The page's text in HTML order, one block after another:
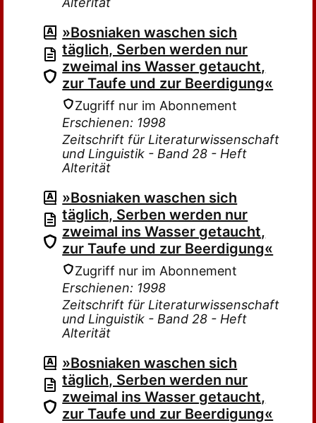
»Bosniaken waschen sich
täglich, Serben werden nur
zweimal ins Wasser getaucht,
zur Taufe und zur Beerdigung«
Zugriff nur im Abonnement
Erschienen: 1998
Zeitschrift für Literaturwissenschaft
und Linguistik - Band 28 - Heft
Alterität
»Bosniaken waschen sich
täglich, Serben werden nur
zweimal ins Wasser getaucht,
zur Taufe und zur Beerdigung«
Zugriff nur im Abonnement
Erschienen: 1998
Zeitschrift für Literaturwissenschaft
und Linguistik - Band 28 - Heft
Alterität
»Bosniaken waschen sich
täglich, Serben werden nur
zweimal ins Wasser getaucht,
zur Taufe und zur Beerdigung«